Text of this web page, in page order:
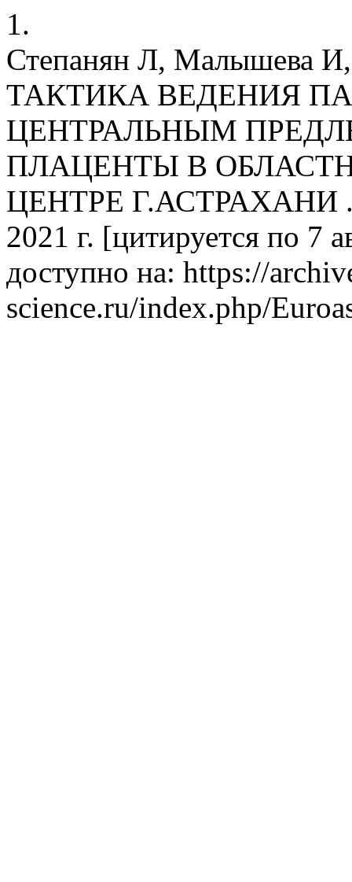
1.
Степанян Л, Малышева И,
ТАКТИКА ВЕДЕНИЯ
ЦЕНТРАЛЬНЫМ
ПЛАЦЕНТЫ В
ЦЕНТРЕ Г.АСТРАХАНИ .
2021 г. [цитируется по 7
доступно на: https://
science.ru/index.php/